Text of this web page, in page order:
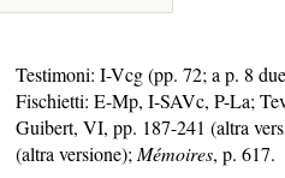
Testimoni: I-Vcg (pp. 72; a p. 8
Fischietti: E-Mp, I-SAVc, P-La;
Guibert, VI, pp. 187-241 (altra
(altra versione); Mémoires, p. 617.